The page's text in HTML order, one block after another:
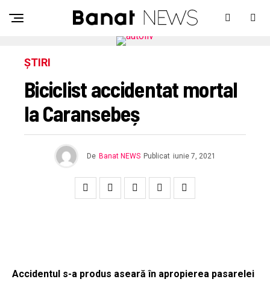
ȘTIRI
Biciclist accidentat mortal
la Caransebeș
De Banat NEWS Publicat iunie 7, 2021
Accidentul s-a produs aseară în apropierea pasarelei